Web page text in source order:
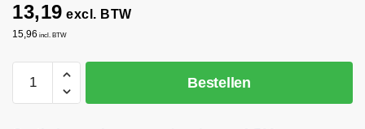
13,19 excl. BTW
15,96 incl. BTW
Fiskars
Bestellen